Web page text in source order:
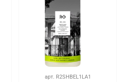
арт. R2SHBEL1LA1